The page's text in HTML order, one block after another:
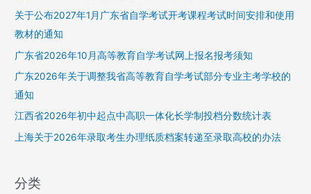
关于公布2027年1月广东省自学考试开考课程考试时间安排和使用
教材的通知
广东省2026年10月高等教育自学考试网上报名报考须知
广东2026年关于调整我省高等教育自学考试部分专业主考学校的
通知
江西省2026年初中起点中高职一体化长学制投档分数统计表
上海关于2026年录取考生办理纸质档案转递至录取高校的办法
分类